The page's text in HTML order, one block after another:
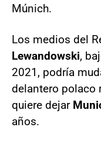
Múnich.
Los medios del
Lewandowski,
2021, podría
delantero polaco
quiere dejar
años.